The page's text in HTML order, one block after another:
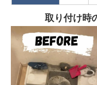
取り付け時